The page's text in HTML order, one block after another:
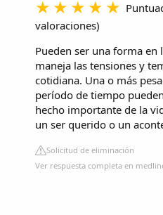
valoraciones)
Pueden ser una forma
maneja las tensiones y
cotidiana. Una o más
período de tiempo
hecho importante de la
un ser querido o un
Solicitud de eliminación
Ver respuesta completa en